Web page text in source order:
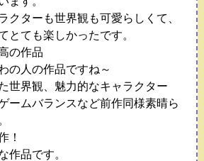
クターも世界観も可愛らしくて、
とても楽しかったです。
の作品
の人の作品ですね～
世界観、魅力的なキャラクター
ームバランスなど前作同様素晴ら
！
作品です。